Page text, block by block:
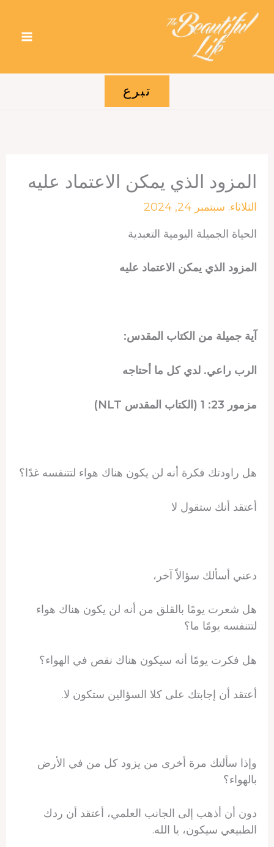
تبرع
المزود الذي يمكن الاعتماد عليه
الثلاثاء. سبتمبر 24, 2024
الحياة الجميلة اليومية التعبدية
المزود الذي يمكن الاعتماد عليه
آية جميلة من الكتاب المقدس:
الرب راعي. لدي كل ما أحتاجه
مزمور 23: 1 (الكتاب المقدس NLT)
هل راودتك فكرة أنه لن يكون هناك هواء لتتنفسه غدًا؟
أعتقد أنك ستقول لا
دعني أسألك سؤالاً آخر،
هل شعرت يومًا بالقلق من أنه لن يكون هناك هواء
لتتنفسه يومًا ما؟
هل فكرت يومًا أنه سيكون هناك نقص في الهواء؟
أعتقد أن إجابتك على كلا السؤالين ستكون لا.
وإذا سألتك مرة أخرى من يزود كل من في الأرض
بالهواء؟
دون أن أذهب إلى الجانب العلمي، أعتقد أن ردك
الطبيعي سيكون، يا الله.